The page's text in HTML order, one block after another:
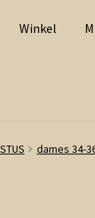
Winkel
dames 34-